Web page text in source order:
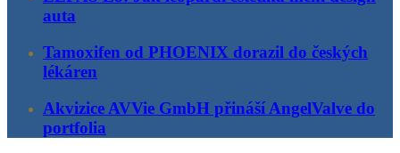
auta
Tamoxifen od PHOENIX dorazil do českých
lékáren
Akvizice AVVie GmbH přináší AngelValve do
portfolia